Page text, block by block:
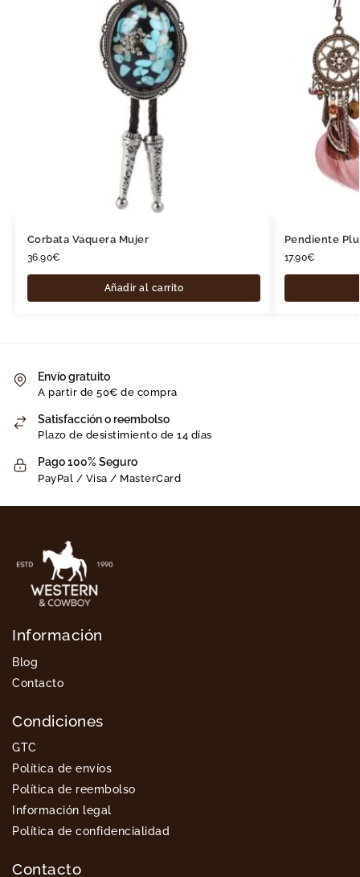
Corbata Vaquera Mujer
36.90€
Añadir al carrito
Pendiente
17.90€
Envío gratuito
A partir de 50€ de compra
Satisfacción o reembolso
Plazo de desistimiento de 14 días
Pago 100% Seguro
PayPal / Visa / MasterCard
Información
Blog
Contacto
Condiciones
GTC
Política de envíos
Política de reembolso
Información legal
Política de confidencialidad
Contacto